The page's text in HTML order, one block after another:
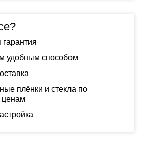
удобным способом
плёнки и стекла по